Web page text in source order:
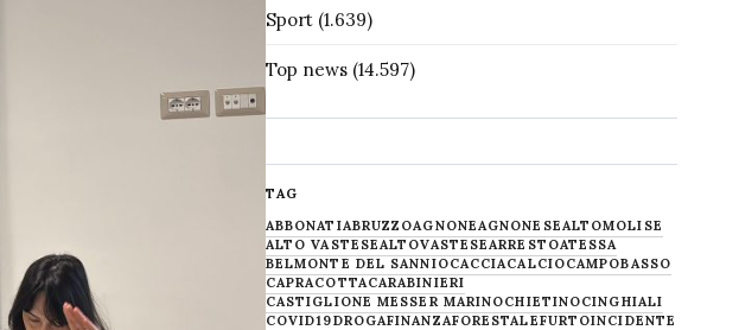
Sport(1.639)
Top news(14.597)
TAG
ABBONATIABRUZZOAGNONEAGNONESEALTOMOLISE
ALTO VASTESEALTOVASTESEARRESTOATESSA
BELMONTE DEL SANNIOCACCIACALCIOCAMPOBASSO
CAPRACOTTACARABINIERI
CASTIGLIONE MESSER MARINOCHIETINOCINGHIALI
COVID19DROGAFINANZAFORESTALEFURTOINCIDENTE